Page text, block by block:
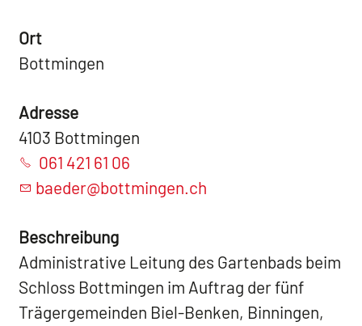
Ort
Bottmingen
Adresse
4103 Bottmingen
061 421 61 06
baeder@bottmingen.ch
Beschreibung
Administrative Leitung des Gartenbads beim
Schloss Bottmingen im Auftrag der fünf
Trägergemeinden Biel-Benken, Binningen,